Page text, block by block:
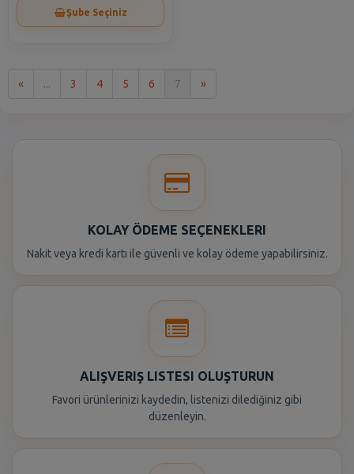
Şube Seçiniz
« ... 3 4 5 6 7 »Son
KOLAY ÖDEME SEÇENEKLERI
Nakit veya kredi kartı ile güvenli ve kolay ödeme yapabilirsiniz.
ALIŞVERIŞ LISTESI OLUŞTURUN
Favori ürünlerinizi kaydedin, listenizi dilediğiniz gibi
düzenleyin.